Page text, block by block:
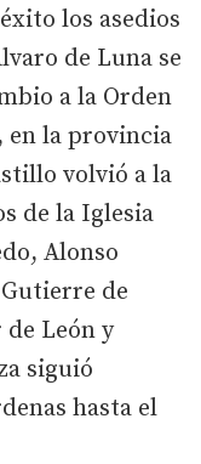
los asedios
de Luna se
a la Orden
en la provincia
volvió a la
de la Iglesia
Alonso
de
León y
siguió
hasta el